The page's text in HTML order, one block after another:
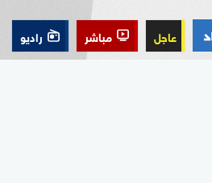
عاجل مباشر راديو